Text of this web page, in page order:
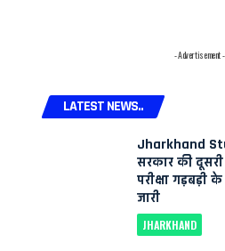
- Advertisement -
LATEST NEWS..
Jharkhand
सरकार की
परीक्षा गड़बड़ी
जारी
JHARKHAND